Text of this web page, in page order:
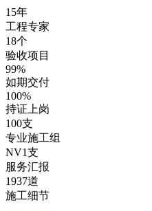
15年
工程专家
18个
验收项目
99%
如期交付
100%
持证上岗
100支
专业施工组
NV1支
服务汇报
1937道
施工细节